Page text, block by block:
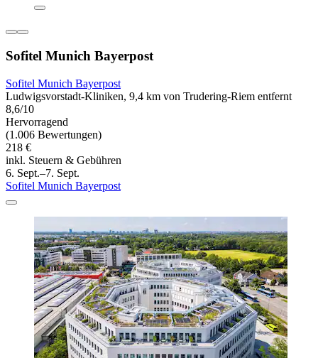
Sofitel Munich Bayerpost
Sofitel Munich Bayerpost
Ludwigsvorstadt-Kliniken, 9,4 km von Trudering-Riem entfernt
8,6/10
Hervorragend
(1.006 Bewertungen)
218 €
inkl. Steuern & Gebühren
6. Sept.–7. Sept.
Sofitel Munich Bayerpost